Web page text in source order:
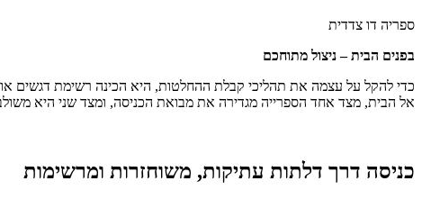
ספריה דו צדדית
בפנים הבית – ניצול מתוחכם
כדי להקל על עצמה את תהליכי קבלת ההחלטות, היא הכינה רשימת דגשים
אל הבית, מצד אחד הספרייה מגדירה את מבואת הכניסה, ומצד שני היא
כניסה דרך דלתות עתיקות, משוחזרות ומרשימות